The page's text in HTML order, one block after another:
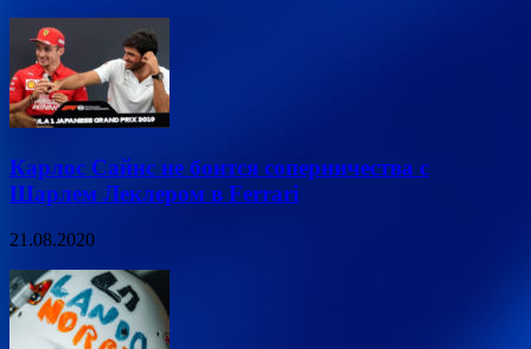
Карлос Сайнс не боится соперничества с
Шарлем Леклером в Ferrari
21.08.2020